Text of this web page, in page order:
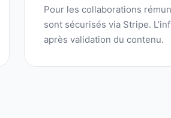
Pour les collaborations
sont sécurisés via Stripe.
après validation du contenu.